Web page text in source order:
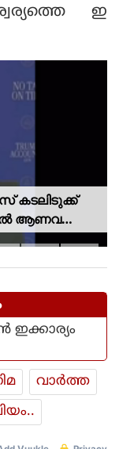
ഇ
കടലിടുക്ക്
ആണവ
വാര്‍ത്ത